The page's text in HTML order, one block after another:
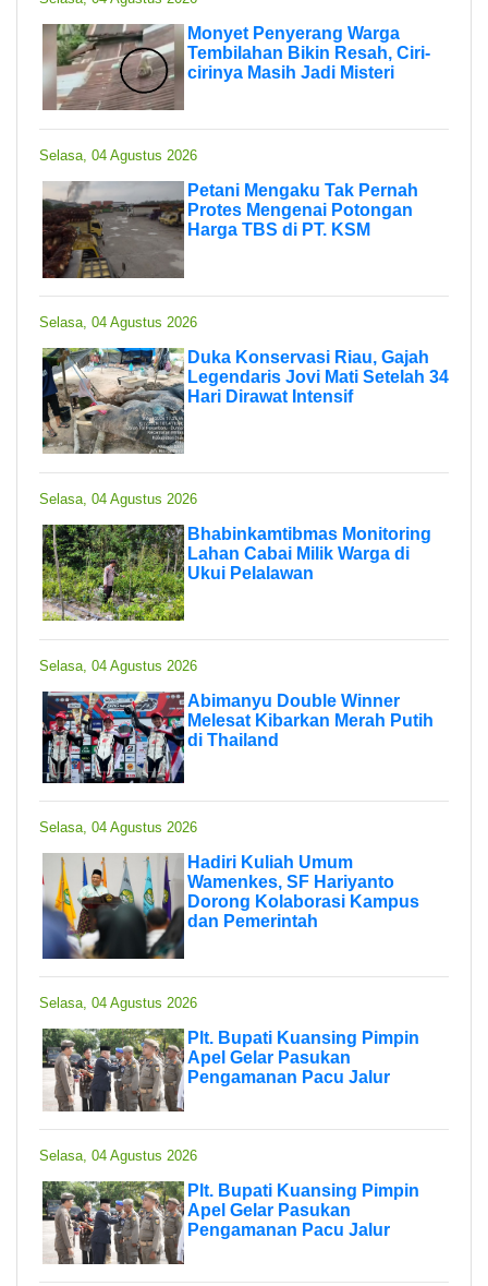
Monyet Penyerang Warga
Tembilahan Bikin Resah, Ciri-
cirinya Masih Jadi Misteri
Selasa, 04 Agustus 2026
Petani Mengaku Tak Pernah
Protes Mengenai Potongan
Harga TBS di PT. KSM
Selasa, 04 Agustus 2026
Duka Konservasi Riau, Gajah
Legendaris Jovi Mati Setelah 34
Hari Dirawat Intensif
Selasa, 04 Agustus 2026
Bhabinkamtibmas Monitoring
Lahan Cabai Milik Warga di
Ukui Pelalawan
Selasa, 04 Agustus 2026
Abimanyu Double Winner
Melesat Kibarkan Merah Putih
di Thailand
Selasa, 04 Agustus 2026
Hadiri Kuliah Umum
Wamenkes, SF Hariyanto
Dorong Kolaborasi Kampus
dan Pemerintah
Selasa, 04 Agustus 2026
Plt. Bupati Kuansing Pimpin
Apel Gelar Pasukan
Pengamanan Pacu Jalur
Selasa, 04 Agustus 2026
Plt. Bupati Kuansing Pimpin
Apel Gelar Pasukan
Pengamanan Pacu Jalur